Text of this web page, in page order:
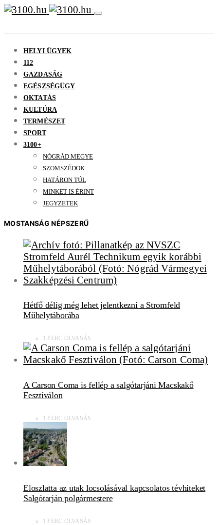
HELYI ÜGYEK
112
GAZDASÁG
EGÉSZSÉGÜGY
OKTATÁS
KULTÚRA
TERMÉSZET
SPORT
3100+
NÓGRÁD MEGYE
SZOMSZÉDOK
HATÁRON TÚL
MINKET IS ÉRINT
JEGYZETEK
MOSTANSÁG NÉPSZERŰ
Hétfő délig még lehet jelentkezni a Stromfeld
Műhelytáborába
1 PERC OLVASÁS
A Carson Coma is fellép a salgótarjáni Macskakő
Fesztiválon
1 PERC OLVASÁS
Eloszlatta az utak locsolásával kapcsolatos tévhiteket
Salgótarján polgármestere
1 PERC OLVASÁS